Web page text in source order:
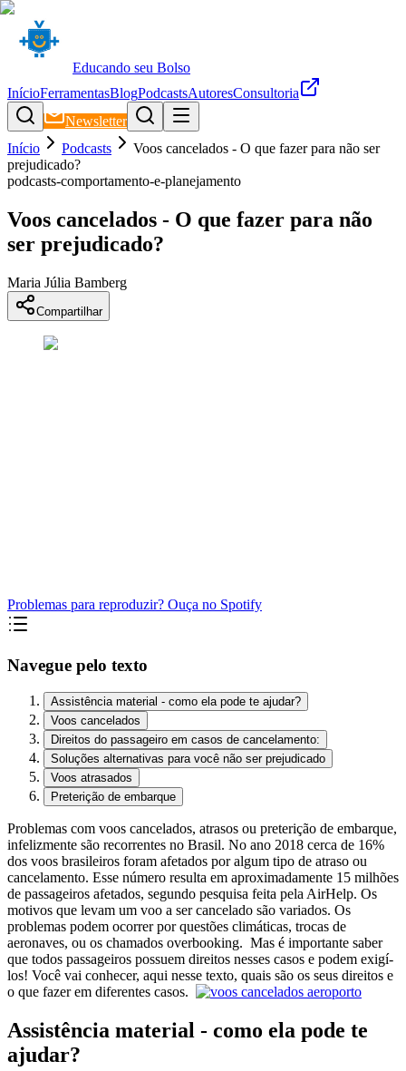
Educando seu Bolso
InícioFerramentasBlogPodcastsAutoresConsultoria
Newsletter
Início
Podcasts
Voos cancelados - O que fazer para não ser
prejudicado?
podcasts-comportamento-e-planejamento
Voos cancelados - O que fazer para não
ser prejudicado?
Maria Júlia Bamberg
Compartilhar
Problemas para reproduzir? Ouça no Spotify
Navegue pelo texto
Assistência material - como ela pode te ajudar?
Voos cancelados
Direitos do passageiro em casos de cancelamento:
Soluções alternativas para você não ser prejudicado
Voos atrasados
Preterição de embarque
Problemas com voos cancelados, atrasos ou preterição de embarque,
infelizmente são recorrentes no Brasil. No ano 2018 cerca de 16%
dos voos brasileiros foram afetados por algum tipo de atraso ou
cancelamento. Esse número resulta em aproximadamente 15 milhões
de passageiros afetados, segundo pesquisa feita pela AirHelp. Os
motivos que levam um voo a ser cancelado são variados. Os
problemas podem ocorrer por questões climáticas, trocas de
aeronaves, ou os chamados overbooking. Mas é importante saber
que todos passageiros possuem direitos nesses casos e podem exigí-
los! Você vai conhecer, aqui nesse texto, quais são os seus direitos e
o que fazer em diferentes casos.
Assistência material - como ela pode te
ajudar?